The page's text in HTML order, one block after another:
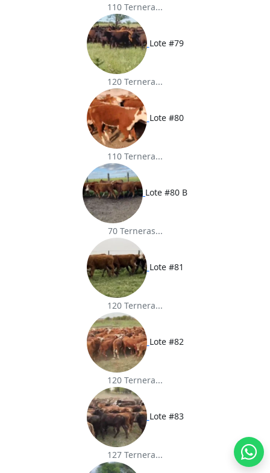
110 Ternera...
Lote #79
120 Ternera...
Lote #80
110 Ternera...
Lote #80 B
70 Terneras...
Lote #81
120 Ternera...
Lote #82
120 Ternera...
Lote #83
127 Ternera...